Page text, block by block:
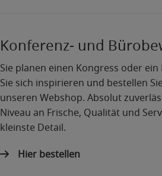
Konferenz- und
Sie planen einen Kongress oder
Sie sich inspirieren und bestellen
unseren Webshop. Absolut
Niveau an Frische, Qualität und
kleinste Detail.
Hier bestellen